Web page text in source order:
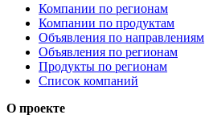
Компании по регионам
Компании по продуктам
Объявления по направлениям
Объявления по регионам
Продукты по регионам
Список компаний
О проекте